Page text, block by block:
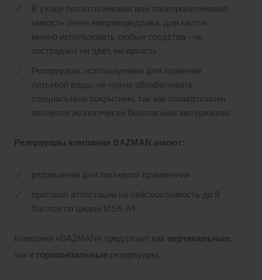
В уходе полиэтиленовая или полипропиленовая
емкость очень непривередлива, для мытья
можно использовать любые средства - не
пострадает ни цвет, ни яркость;
Резервуары, используемые для хранения
питьевой воды, не нужно обрабатывать
специальным покрытием, так как полипропилен
является экологически безопасным материалом.
Резервуары компании BAZMAN имеют:
разрешение для питьевого применения
протокол аттестации на сейсмостойкость до 9
баллов по шкале MSK-64
Компания «BAZMAN» предлагает как вертикальные,
так и горизонтальные резервуары.